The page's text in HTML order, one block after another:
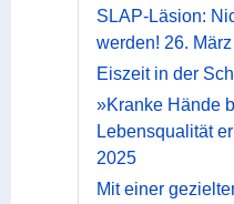
SLAP-Läsion:
werden! 26.
Eiszeit in der
»Kranke Hände
Lebensqualität
2025
Mit einer